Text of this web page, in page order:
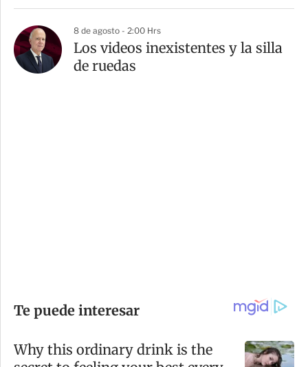
8 de agosto - 2:00 Hrs
Los videos inexistentes y la silla
de ruedas